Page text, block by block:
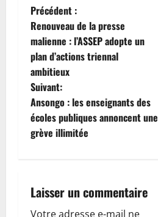
N
a
v
i
g
a
i
Précédent :
Renouveau de la presse
malienne : l’ASSEP adopte un
plan d’actions triennal
ambitieux
Suivant:
Ansongo : les enseignants des
écoles publiques annoncent une
grève illimitée
Laisser un commentaire
Votre adresse e-mail ne